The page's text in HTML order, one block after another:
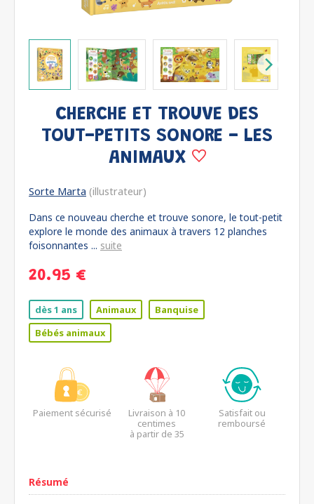
CHERCHE ET TROUVE DES
TOUT-PETITS SONORE - LES
ANIMAUX
Sorte Marta (illustrateur)
Dans ce nouveau cherche et trouve sonore, le tout-petit
explore le monde des animaux à travers 12 planches
foisonnantes ... suite
20.95 €
dès 1 ans Animaux
Banquise
Bébés animaux
Paiement sécurisé
Livraison à 10
centimes
à partir de 35
Satisfait ou
remboursé
Résumé